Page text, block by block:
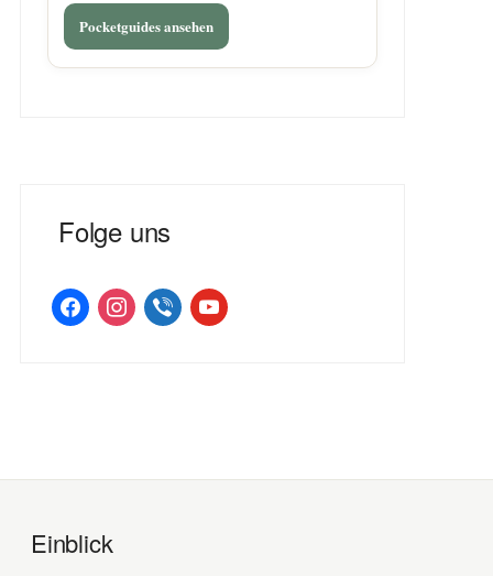
Pocketguides ansehen
Folge uns
facebookinstagramviber youtube
Einblick